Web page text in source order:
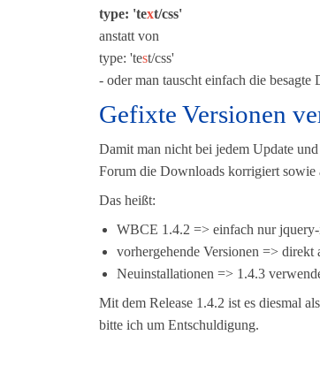
type: 'text/css'
anstatt von
type: 'test/css'
- oder man tauscht einfach die besagte
Gefixte Versionen
Damit man nicht bei jedem Update
Forum die Downloads korrigiert sowie
Das heißt:
WBCE 1.4.2 => einfach nur
vorhergehende Versionen => direkt
Neuinstallationen => 1.4.3
Mit dem Release 1.4.2 ist es diesmal
bitte ich um Entschuldigung.